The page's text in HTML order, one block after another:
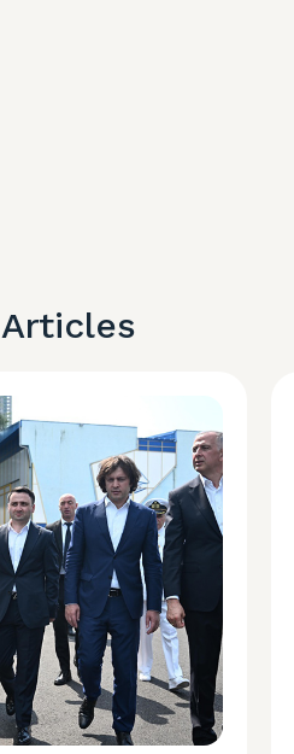
Articles